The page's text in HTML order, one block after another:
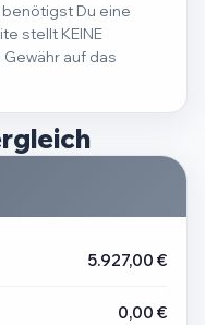
Du eine
stellt KEINE
auf das
5.927,00 €
0,00 €